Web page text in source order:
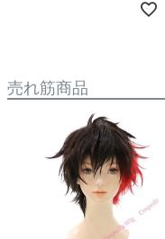
売れ筋商品